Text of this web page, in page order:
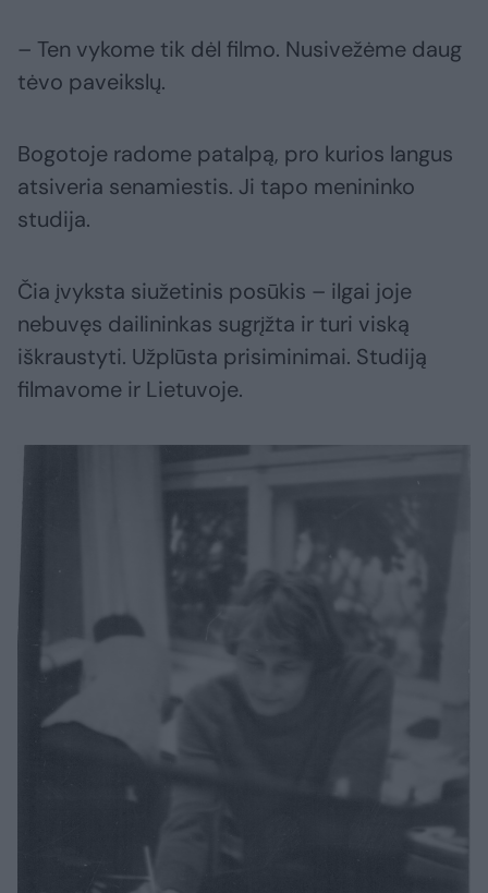
– Ten vykome tik dėl filmo. Nusivežėme daug
tėvo paveikslų.
Bogotoje radome patalpą, pro kurios langus
atsiveria senamiestis. Ji tapo menininko
studija.
Čia įvyksta siužetinis posūkis – ilgai joje
nebuvęs dailininkas sugrįžta ir turi viską
iškraustyti. Užplūsta prisiminimai. Studiją
filmavome ir Lietuvoje.